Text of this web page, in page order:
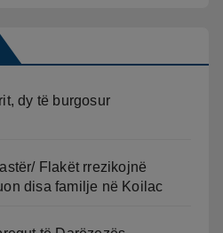
dy të burgosur
Flakët rrezikojnë
disa familje në Koilac